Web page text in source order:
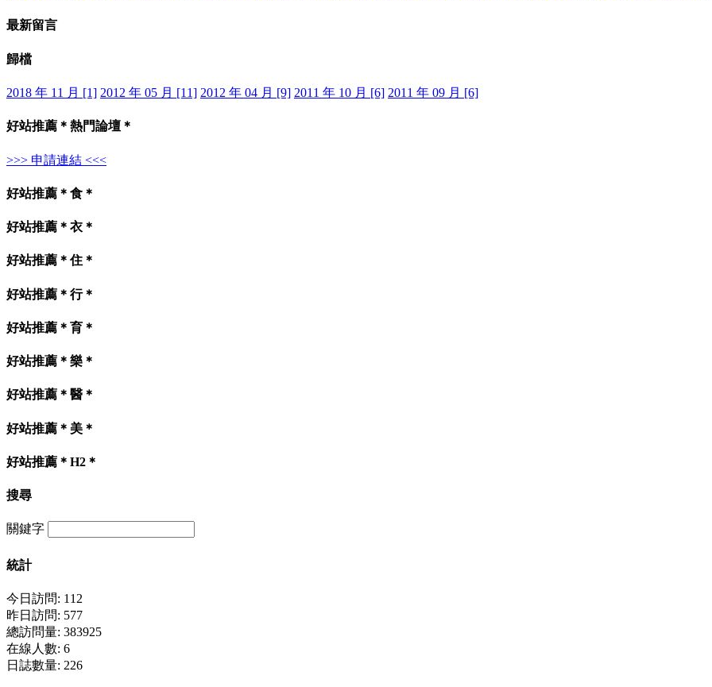
最新留言
歸檔
2018 年 11 月 [1] 2012 年 05 月 [11] 2012 年 04 月 [9] 2011 年 10 月 [6] 2011 年 09 月 [6]
好站推薦＊熱門論壇＊
>>> 申請連結 <<<
好站推薦＊食＊
好站推薦＊衣＊
好站推薦＊住＊
好站推薦＊行＊
好站推薦＊育＊
好站推薦＊樂＊
好站推薦＊醫＊
好站推薦＊美＊
好站推薦＊H2＊
搜尋
關鍵字
統計
今日訪問: 112
昨日訪問: 577
總訪問量: 383925
在線人數: 6
日誌數量: 226